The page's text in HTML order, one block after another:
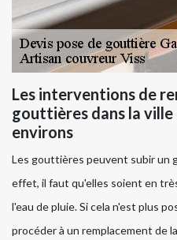
Les interventions de
gouttières dans la
environs
Les gouttières peuvent subir un
effet, il faut qu'elles soient en
l'eau de pluie. Si cela n'est plus
procéder à un remplacement de